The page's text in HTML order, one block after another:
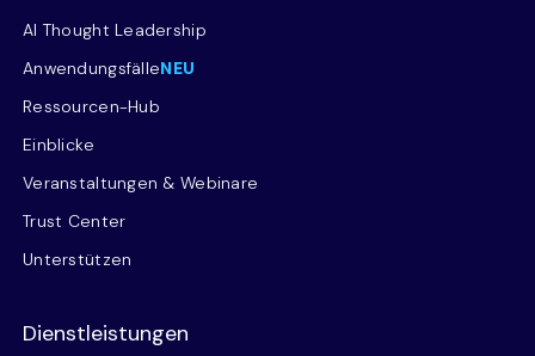
AI Thought Leadership
AnwendungsfälleNEU
Ressourcen-Hub
Einblicke
Veranstaltungen & Webinare
Trust Center
Unterstützen
Dienstleistungen